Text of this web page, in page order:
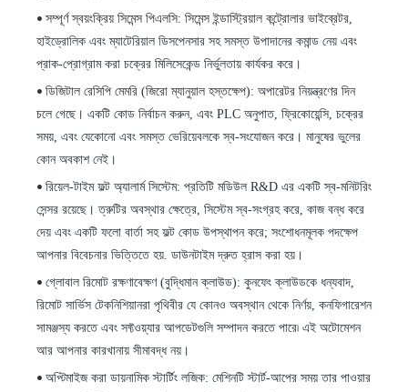
• সম্পূর্ণ স্বয়ংক্রিয় সিমেন্স পিএলসি: সিমেন্স ইন্ডাস্ট্রিয়াল কন্ট্রোলার ভাইব্রেটর,
হাইড্রোলিক এবং ম্যাটেরিয়াল ডিসপেনসার সহ সমস্ত উপাদানের কমান্ড নেয় এবং
প্রাক-প্রোগ্রাম করা চক্রের মিলিসেকেন্ড নির্ভুলতায় কার্যকর করে।
• ডিজিটাল রেসিপি মেমরি (জিরো ম্যানুয়াল হস্তক্ষেপ): অপারেটর নিয়ন্ত্রণের দিন
চলে গেছে। একটি কোড নির্বাচন করুন, এবং PLC অনুপাত, ফ্রিকোয়েন্সি, চক্রের
সময়, এবং যেকোনো এবং সমস্ত ভেরিয়েবলকে স্ব-সংযোজন করে। মানুষের ভুলের
কোন অবকাশ নেই।
• রিয়েল-টাইম ফল্ট অ্যালার্ম সিস্টেম: প্রতিটি মডিউল R&D এর একটি স্ব-মনিটরিং
সেন্সর রয়েছে। ত্রুটির অবস্থার ক্ষেত্রে, সিস্টেম স্ব-সংগ্রহ করে, কাজ বন্ধ করে
দেয় এবং একটি ফলো বার্তা সহ ফল্ট কোড উপস্থাপন করে; সংশোধনমূলক পদক্ষেপ
আপনার বিবেচনার ভিত্তিতে হয়. ডাউনটাইম দ্রুত হ্রাস করা হয়।
• গ্লোবাল রিমোট রক্ষণাবেক্ষণ (বুদ্ধিমান ক্লাউড): কুনফেং ক্লাউডকে ধন্যবাদ,
রিমোট সার্ভিস টেকনিশিয়ানরা পৃথিবীর যে কোনও অবস্থান থেকে নির্ণয়, কনফিগারেশন
সামঞ্জস্য করতে এবং সফ্টওয়্যার আপডেটগুলি সম্পাদন করতে পারে৷ এই অটোমেশন
আর আপনার কারখানায় সীমাবদ্ধ নয়।
• অপ্টিমাইজ করা ডায়নামিক স্টার্টিং লজিক: মেশিনটি স্টার্ট-আপের সময় তার পাওয়ার